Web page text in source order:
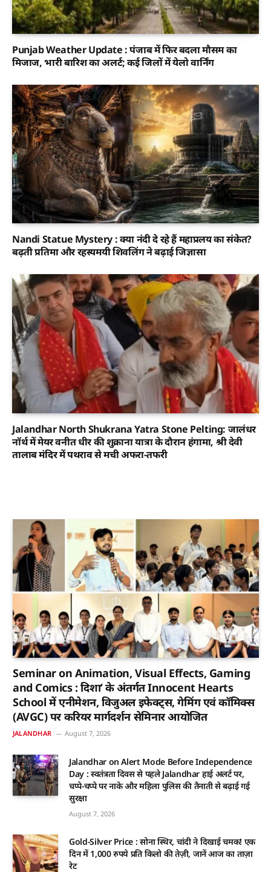
Punjab Weather Update : पंजाब में फिर बदला मौसम का
मिजाज, भारी बारिश का अलर्ट; कई जिलों में येलो वार्निंग
Nandi Statue Mystery : क्या नंदी दे रहे हैं महाप्रलय का संकेत?
बढ़ती प्रतिमा और रहस्यमयी शिवलिंग ने बढ़ाई जिज्ञासा
Jalandhar North Shukrana Yatra Stone Pelting: जालंधर
नॉर्थ में मेयर वनीत धीर की शुक्राना यात्रा के दौरान हंगामा, श्री देवी
तालाब मंदिर में पथराव से मची अफरा-तफरी
Seminar on Animation, Visual Effects, Gaming
and Comics : दिशा’ के अंतर्गत Innocent Hearts
School में एनीमेशन, विजुअल इफेक्ट्स, गेमिंग एवं कॉमिक्स
(AVGC) पर करियर मार्गदर्शन सेमिनार आयोजित
JALANDHAR August 7, 2026
Jalandhar on Alert Mode Before Independence
Day : स्वतंत्रता दिवस से पहले Jalandhar हाई अलर्ट पर,
चप्पे-चप्पे पर नाके और महिला पुलिस की तैनाती से बढ़ाई गई
सुरक्षा
August 7, 2026
Gold-Silver Price : सोना स्थिर, चांदी ने दिखाई चमक! एक
दिन में 1,000 रुपये प्रति किलो की तेज़ी, जानें आज का ताज़ा
रेट